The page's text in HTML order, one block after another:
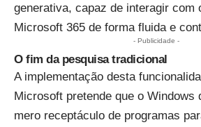
generativa, capaz de interagir com
Microsoft 365 de forma fluida e
- Publicidade -
O fim da pesquisa tradicional
A implementação desta
Microsoft pretende que o Windows
mero receptáculo de programas